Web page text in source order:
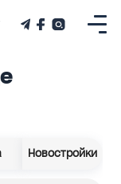
Новостройки